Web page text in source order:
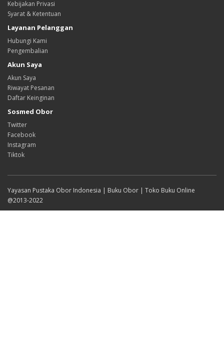
Kebijakan Privasi
Syarat & Ketentuan
Layanan Pelanggan
Hubungi Kami
Pengembalian
Akun Saya
Akun Saya
Riwayat Pesanan
Daftar Keinginan
Sosmed Obor
Twitter
Facebook
Instagram
Tiktok
Yayasan Pustaka Obor Indonesia | Buku Obor | Toko Buku Online
@2013-2022